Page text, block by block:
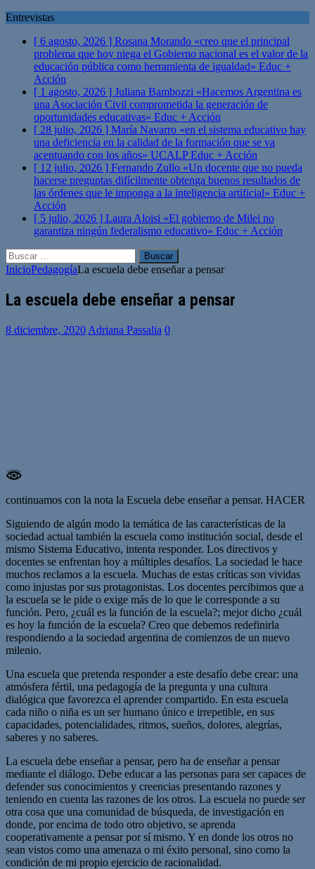
Entrevistas
[ 6 agosto, 2026 ] Rosana Morando «creo que el principal
problema que hoy niega el Gobierno nacional es el valor de la
educación pública como herramienta de igualdad» Educ +
Acción
[ 1 agosto, 2026 ] Juliana Bambozzi «Hacemos Argentina es
una Asociación Civil comprometida la generación de
oportunidades educativas» Educ + Acción
[ 28 julio, 2026 ] María Navarro «en el sistema educativo hay
una deficiencia en la calidad de la formación que se va
acentuando con los años» UCALPEduc + Acción
[ 12 julio, 2026 ] Fernando Zullo «Un docente que no pueda
hacerse preguntas difícilmente obtenga buenos resultados de
las órdenes que le imponga a la inteligencia artificial» Educ +
Acción
[ 5 julio, 2026 ] Laura Aloisi «El gobierno de Milei no
garantiza ningún federalismo educativo» Educ + Acción
Buscar:
InicioPedagogíaLa escuela debe enseñar a pensar
La escuela debe enseñar a pensar
8 diciembre, 2020 Adriana Passalia 0
continuamos con la nota la Escuela debe enseñar a pensar. HACER
Siguiendo de algún modo la temática de las características de la
sociedad actual también la escuela como institución social, desde el
mismo Sistema Educativo, intenta responder. Los directivos y
docentes se enfrentan hoy a múltiples desafíos. La sociedad le hace
muchos reclamos a la escuela. Muchas de estas críticas son vividas
como injustas por sus protagonistas. Los docentes percibimos que a
la escuela se le pide o exige más de lo que le corresponde a su
función. Pero, ¿cuál es la función de la escuela?; mejor dicho ¿cuál
es hoy la función de la escuela? Creo que debemos redefinirla
respondiendo a la sociedad argentina de comienzos de un nuevo
milenio.
Una escuela que pretenda responder a este desafío debe crear: una
atmósfera fértil, una pedagogía de la pregunta y una cultura
dialógica que favorezca el aprender compartido. En esta escuela
cada niño o niña es un ser humano único e irrepetible, en sus
capacidades, potencialidades, ritmos, sueños, dolores, alegrías,
saberes y no saberes.
La escuela debe enseñar a pensar, pero ha de enseñar a pensar
mediante el diálogo. Debe educar a las personas para ser capaces de
defender sus conocimientos y creencias presentando razones y
teniendo en cuenta las razones de los otros. La escuela no puede ser
otra cosa que una comunidad de búsqueda, de investigación en
donde, por encima de todo otro objetivo, se aprenda
cooperativamente a pensar por sí mismo. Y en donde los otros no
sean vistos como una amenaza o mi éxito personal, sino como la
condición de mi propio ejercicio de racionalidad.